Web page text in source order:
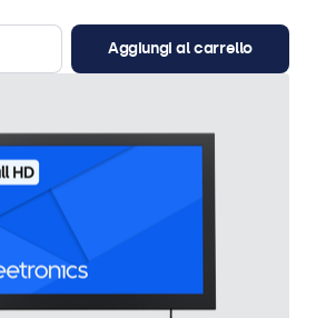
Aggiungi al carrello